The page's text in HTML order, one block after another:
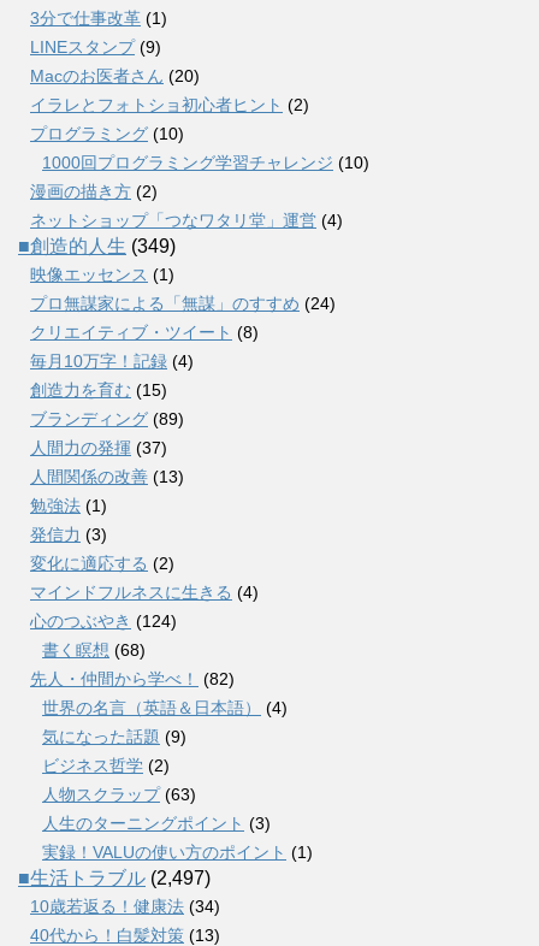
3分で仕事改革 (1)
LINEスタンプ(9)
Macのお医者さん (20)
イラレとフォトショ初心者ヒント (2)
プログラミング (10)
1000回プログラミング学習チャレンジ (10)
漫画の描き方 (2)
ネットショップ「つなワタリ堂」運営 (4)
■創造的人生 (349)
映像エッセンス (1)
プロ無謀家による「無謀」のすすめ (24)
クリエイティブ・ツイート (8)
毎月10万字！記録 (4)
創造力を育む (15)
ブランディング (89)
人間力の発揮 (37)
人間関係の改善 (13)
勉強法 (1)
発信力 (3)
変化に適応する (2)
マインドフルネスに生きる (4)
心のつぶやき (124)
書く瞑想 (68)
先人・仲間から学べ！
(82)
世界の名言（英語＆日本語）
(4)
気になった話題 (9)
ビジネス哲学 (2)
人物スクラップ(63)
人生のターニングポイント (3)
実録！VALUの使い方のポイント (1)
■生活トラブル (2,497)
10歳若返る！健康法 (34)
40代から！白髪対策 (13)